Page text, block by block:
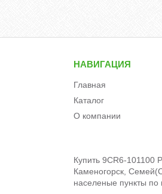
НАВИГАЦИЯ
Главная
Каталог
О компании
Купить 9CR6-101100
Каменогорск,
населеные пункты по